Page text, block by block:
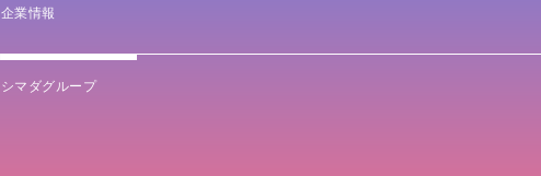
企業情報
シマダグループ